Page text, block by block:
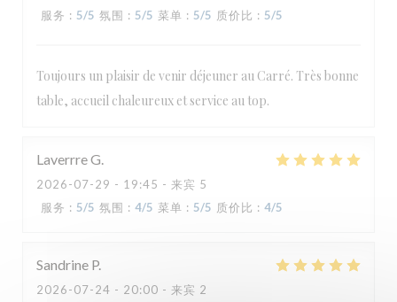
服务 : 5/5 氛围 : 5/5 菜单 : 5/5 质价比 : 5/5
Toujours un plaisir de venir déjeuner au Carré. Très bonne
table, accueil chaleureux et service au top.
LaverrreG
2026-07-29 - 19:45 - 来宾 5
服务 : 5/5 氛围 : 4/5 菜单 : 5/5 质价比 : 4/5
Sandrine P
2026-07-24 - 20:00 - 来宾 2
Le Carré